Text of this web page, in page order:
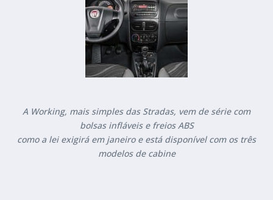
A Working, mais simples das Stradas, vem de série com
bolsas infláveis e freios ABS
como a lei exigirá em janeiro e está disponível com os três
modelos de cabine